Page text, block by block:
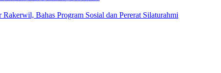
Bahas Program Sosial dan Pererat Silaturahmi